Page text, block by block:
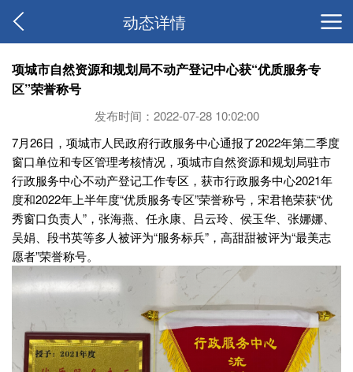
动态详情
项城市自然资源和规划局不动产登记中心获“优质服务专
区”荣誉称号
发布时间：2022-07-28 10:02:00
7月26日，项城市人民政府行政服务中心通报了2022年第二季度
窗口单位和专区管理考核情况，项城市自然资源和规划局驻市
行政服务中心不动产登记工作专区，获市行政服务中心2021年
度和2022年上半年度“优质服务专区”荣誉称号，宋君艳荣获“优
秀窗口负责人”，张海燕、任永康、吕云玲、侯玉华、张娜娜、
吴娟、段书英等多人被评为“服务标兵”，高甜甜被评为“最美志
愿者”荣誉称号。